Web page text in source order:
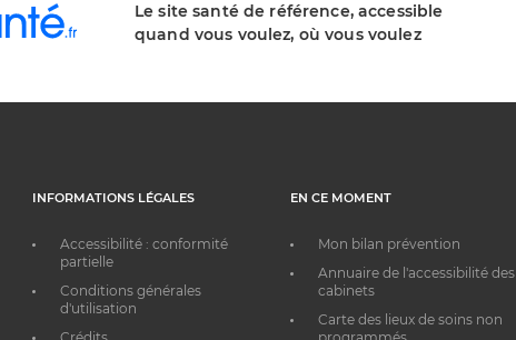
Le site santé de référence, accessible
quand vous voulez, où vous voulez
INFORMATIONS LÉGALES
Accessibilité : conformité
partielle
Conditions générales
d'utilisation
EN CE MOMENT
Mon bilan prévention
Annuaire de l'accessibilité des
cabinets
Carte des lieux de soins non